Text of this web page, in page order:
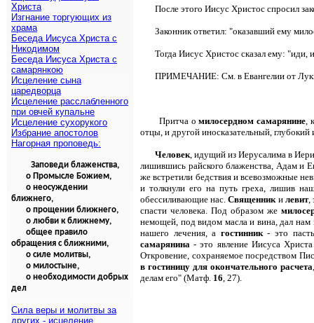
После этого Иисус Христос спросил
Законник ответил: "оказавший ему
Тогда Иисус Христос сказал ему: "иди,
ПРИМЕЧАНИЕ: См. в Евангелии от
Притча омилосердном самарянине,
отцы, и другой иносказательный,
Человек, идущий из Иерусалима в
лишившись райского блаженства, Адам и
же встретили бедствия и всевозможные
и толкнули его на путь греха, лишив
обессиливающие нас.Священники левит,
спасти человека. Под образом же
немощей, под видом масла и вина, дал нам
нашего лечения, а гостинник- это
самарянина - это явление Иисуса
Откровение, сохраняемое посредством
в гостиницу для окончательного расчета
делам его" (Матф. 16, 27).
Христа
Изгнание торгующих из
храма
Беседа Иисуса Христа с
Никодимом
Беседа Иисуса Христа с
самарянкою
Исцеление сына
царедворца
Исцеление расслабленного
при овчей купальне
Исцеление сухорукого
Избрание апостолов
Нагорная проповедь:
Заповеди блаженства,
о Промысле Божием,
о неосуждении
ближнего,
о прощении ближнего,
о любви к ближнему,
общее правило
обращения с ближними,
о силе молитвы,
о милостыне,
о необходимости добрых
дел
Сила веры и молитвы за
других - исцеление